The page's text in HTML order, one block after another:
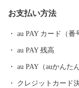
こで焼かれた「くら
あった磁器を広く普
彩るおしゃれで機能
も高いシェアを誇っ
見で作られたやきも
お支払い方法
au PAY カード（番
au PAY 残高
au PAY（auかんた
クレジットカード